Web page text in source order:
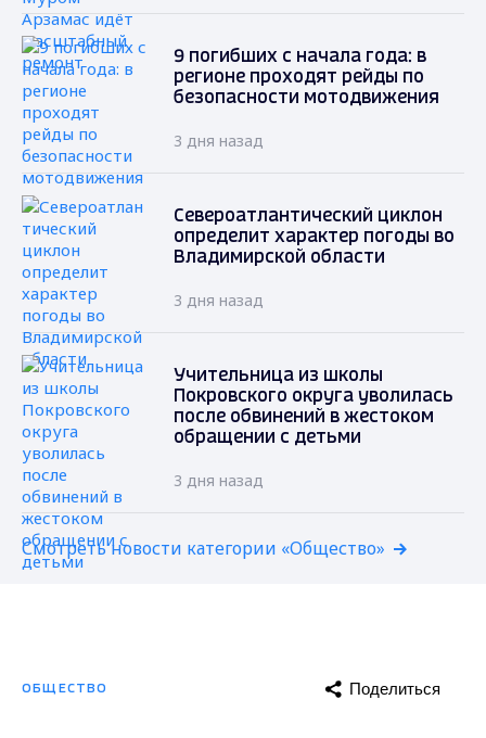
9 погибших с начала года: в
регионе проходят рейды по
безопасности мотодвижения
3 дня назад
Североатлантический циклон
определит характер погоды во
Владимирской области
3 дня назад
Учительница из школы
Покровского округа уволилась
после обвинений в жестоком
обращении с детьми
3 дня назад
Смотреть новости категории «Общество»
ОБЩЕСТВО Поделиться